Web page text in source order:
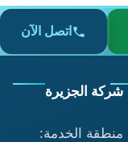
اتصل الآن
شركة الجزيرة
منطقة الخدمة: